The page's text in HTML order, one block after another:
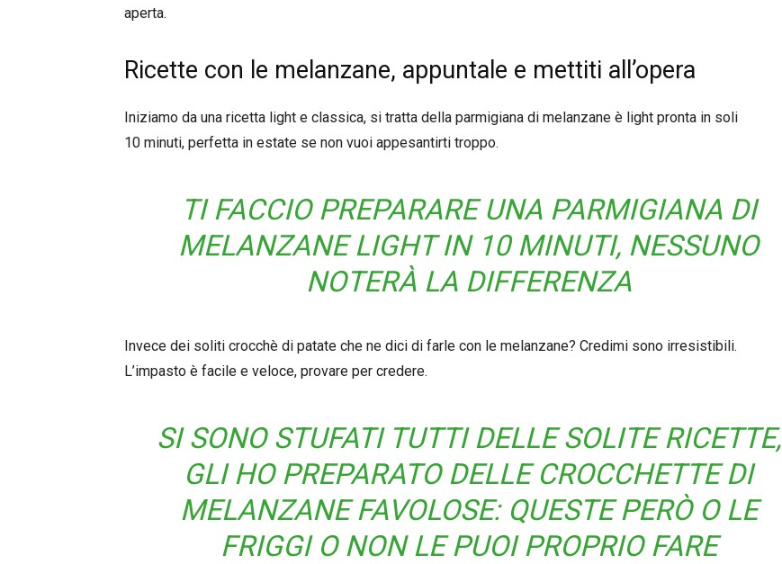
aperta.
Ricette con le melanzane, appuntale e mettiti all’opera
Iniziamo da una ricetta light e classica, si tratta della parmigiana di melanzane è light pronta in soli
10 minuti, perfetta in estate se non vuoi appesantirti troppo.
TI FACCIO PREPARARE UNA PARMIGIANA DI
MELANZANE LIGHT IN 10 MINUTI, NESSUNO
NOTERÀ LA DIFFERENZA
Invece dei soliti crocchè di patate che ne dici di farle con le melanzane? Credimi sono irresistibili.
L’impasto è facile e veloce, provare per credere.
SI SONO STUFATI TUTTI DELLE SOLITE RICETTE,
GLI HO PREPARATO DELLE CROCCHETTE DI
MELANZANE FAVOLOSE: QUESTE PERÒ O LE
FRIGGI O NON LE PUOI PROPRIO FARE